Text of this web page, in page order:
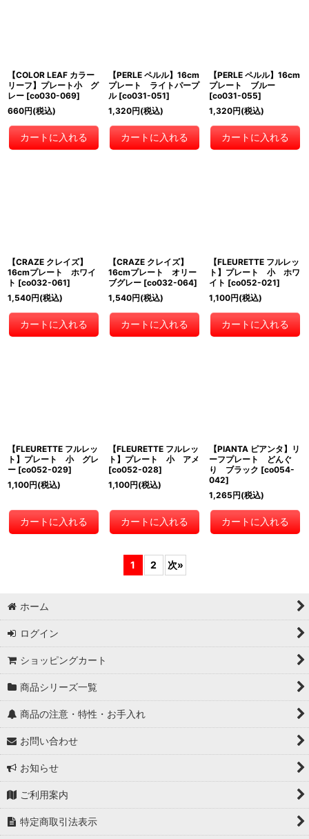
【COLOR LEAF カラー
リーフ】プレート小 グ
レー [co030-069]
660円(税込)
カートに入れる
【PERLE ペルル】16cm
プレート ライトパープ
ル [co031-051]
1,320円(税込)
カートに入れる
【PERLE ペルル】16cm
プレート ブルー
[co031-055]
1,320円(税込)
カートに入れる
【CRAZE クレイズ】
16cmプレート ホワイ
ト [co032-061]
1,540円(税込)
カートに入れる
【CRAZE クレイズ】
16cmプレート オリー
ブグレー [co032-064]
1,540円(税込)
カートに入れる
【FLEURETTE フルレッ
ト】プレート 小 ホワ
イト [co052-021]
1,100円(税込)
カートに入れる
【FLEURETTE フルレッ
ト】プレート 小 グレ
ー [co052-029]
1,100円(税込)
カートに入れる
【FLEURETTE フルレッ
ト】プレート 小 アメ
[co052-028]
1,100円(税込)
カートに入れる
【PIANTA ピアンタ】リ
ーフプレート どんぐ
り ブラック [co054-
042]
1,265円(税込)
カートに入れる
1 2 次»
ホーム
ログイン
ショッピングカート
商品シリーズ一覧
商品の注意・特性・お手入れ
お問い合わせ
お知らせ
ご利用案内
特定商取引法表示